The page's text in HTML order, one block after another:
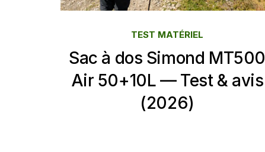
Sac à dos Simond MT500
Air 50+10L — Test & avis
(2026)
TEST MATÉRIEL